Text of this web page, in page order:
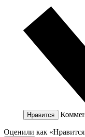
Нравится
Оценили как